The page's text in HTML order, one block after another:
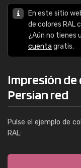
En este sitio
de colores RAL
¿Aún no tienes
cuenta gratis.
Impresión de
Persian red
Pulse el ejemplo de
RAL: